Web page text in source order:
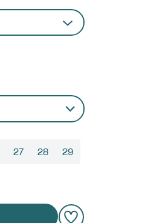
27 28 29